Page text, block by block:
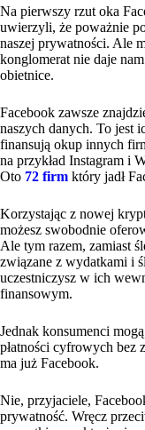
Na pierwszy rzut oka
uwierzyli, że poważnie
naszej prywatności. Ale
konglomerat nie daje
obietnice.
Facebook zawsze
naszych danych. To jest
finansują okup innych
na przykład Instagram i
Oto 72 firm który jadł
Korzystając z nowej
możesz swobodnie
Ale tym razem, zamiast
związane z wydatkami i
uczestniczysz w ich
finansowym.
Jednak konsumenci
płatności cyfrowych bez
ma już Facebook.
Nie, przyjaciele,
prywatność. Wręcz